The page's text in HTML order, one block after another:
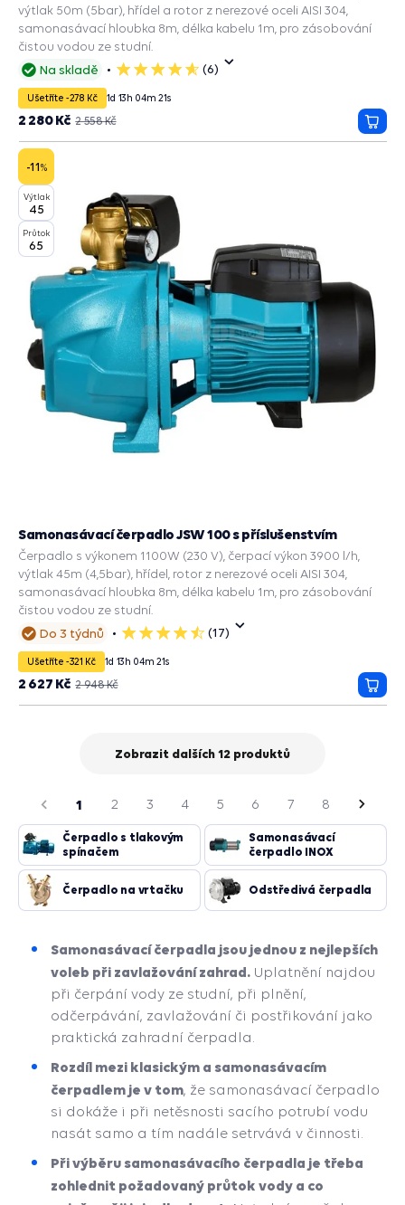
Na skladě
5
(6)
výtlak 50m (5bar), hřídel a rotor z nerezové oceli AISI 304,
samonasávací hloubka 8m, délka kabelu 1m, pro zásobování
čistou vodou ze studní.
Ušetříte -278 Kč 1d 13h 04m 20s
2 558 Kč
2 280 Kč
do
-11%
Výtlak
45
Průtok
65
Do 3 týdnů
5
(17)
Samonasávací čerpadlo JSW 100 s příslušenstvím
Čerpadlo s výkonem 1100W (230 V), čerpací výkon 3900 l/h,
výtlak 45m (4,5bar), hřídel, rotor z nerezové oceli AISI 304,
samonasávací hloubka 8m, délka kabelu 1m, pro zásobování
čistou vodou ze studní.
Ušetříte -321 Kč 1d 13h 04m 20s
2 948 Kč
2 627 Kč
do
Zobrazit dalších 12 produktů
1 2 3 4 5 6 7 8
Čerpadlo s tlakovým
spínačem
Samonasávací
čerpadlo INOX
Čerpadlo na vrtačku Odstředivá čerpadla
Samonasávací čerpadla jsou jednou z nejlepších
voleb při zavlažování zahrad. Uplatnění najdou
při čerpání vody ze studní, při plnění,
odčerpávání, zavlažování či postřikování jako
praktická zahradní čerpadla.
Rozdíl mezi klasickým a samonasávacím
čerpadlem je v tom, že samonasávací čerpadlo
si dokáže i při netěsnosti sacího potrubí vodu
nasát samo a tím nadále setrvává v činnosti.
Při výběru samonasávacího čerpadla je třeba
zohlednit požadovaný průtok vody a co